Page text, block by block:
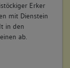
Erker
mit Dienstein
in den
ab.